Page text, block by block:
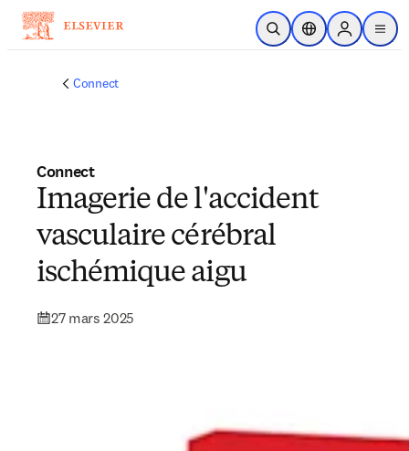
Passer au contenu principal
Ouvrir la recherche
Sélecteur de
Sign in to
menu
Connect
Connect
Imagerie de l'accident
vasculaire cérébral
ischémique aigu
27 mars 2025